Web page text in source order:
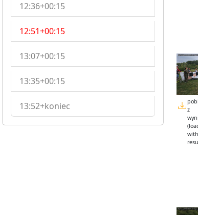
12:36+00:15
12:51+00:15
13:07+00:15
13:35+00:15
13:52+koniec
z
with